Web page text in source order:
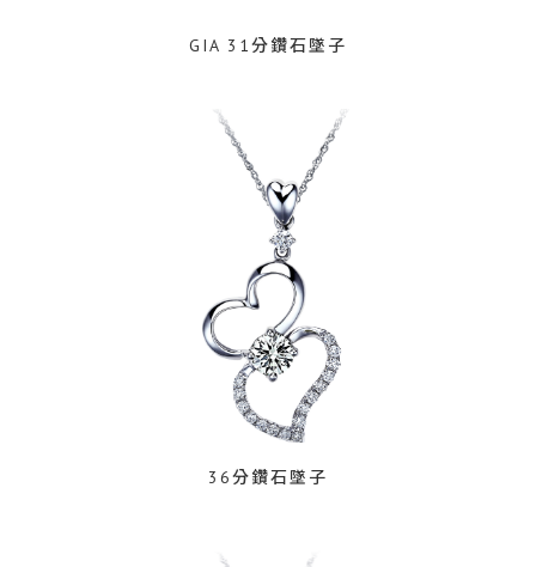
GIA 31分鑽石墜子
36分鑽石墜子